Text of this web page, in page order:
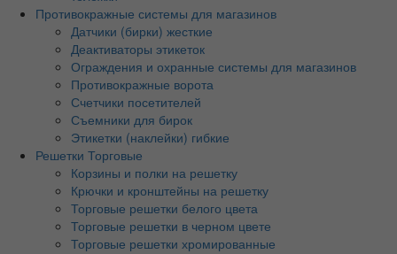
Противокражные системы для магазинов
Датчики (бирки) жесткие
Деактиваторы этикеток
Ограждения и охранные системы для магазинов
Противокражные ворота
Счетчики посетителей
Съемники для бирок
Этикетки (наклейки) гибкие
Решетки Торговые
Корзины и полки на решетку
Крючки и кронштейны на решетку
Торговые решетки белого цвета
Торговые решетки в черном цвете
Торговые решетки хромированные